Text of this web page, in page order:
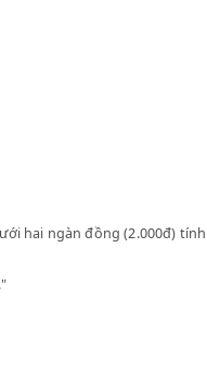
pháp dưới hai